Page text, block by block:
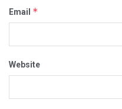
Email *
Website